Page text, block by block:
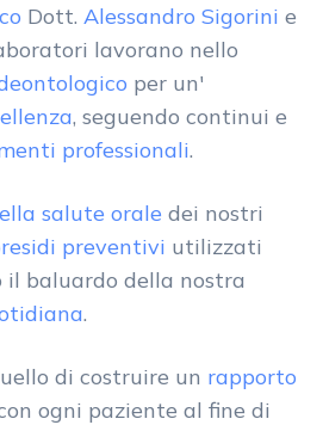
Dott. Alessandro Sigorini e
lavorano nello
per un'
, seguendo continui e
professionali.
salute orale dei nostri
preventivi utilizzati
il baluardo della nostra
.
di costruire un rapporto
ogni paziente al fine di